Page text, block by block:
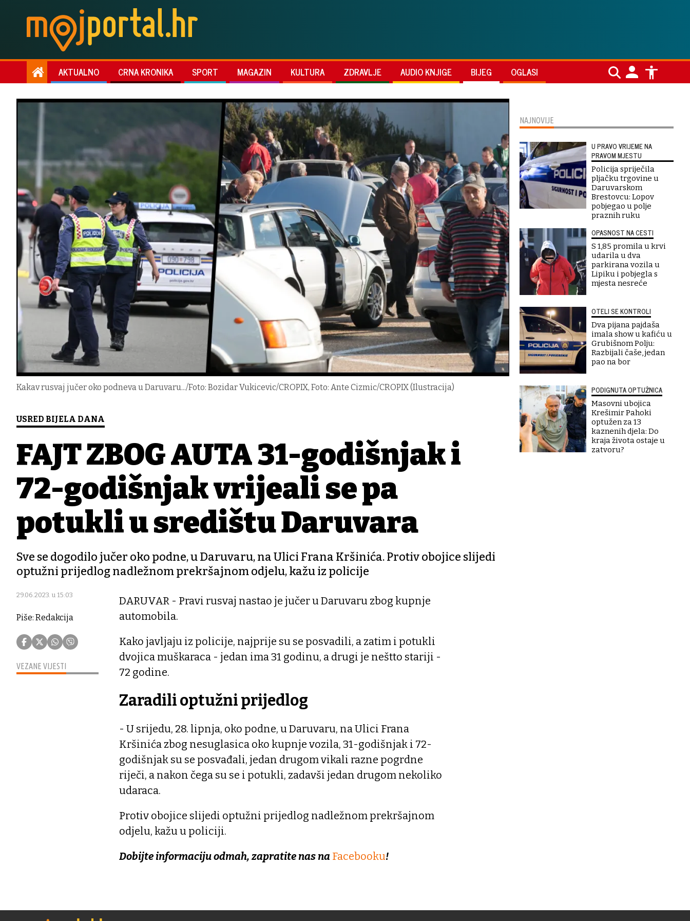
AKTUALNO CRNA KRONIKA SPORT MAGAZIN KULTURA ZDRAVLJE AUDIO KNJIGE BIJEG OGLASI
Kakav rusvaj jučer oko podneva u Daruvaru.../Foto: Bozidar Vukicevic/CROPIX, Foto: Ante Cizmic/CROPIX (Ilustracija)
USRED BIJELA DANA
FAJT ZBOG AUTA 31-godišnjak i
72-godišnjak vrijeđali se pa
potukli u središtu Daruvara
Sve se dogodilo jučer oko podne, u Daruvaru, na Ulici Frana Kršinića. Protiv obojice slijedi
optužni prijedlog nadležnom prekršajnom odjelu, kažu iz policije
29.06.2023. u 15:03
Piše: Redakcija
VEZANE VIJESTI
DARUVAR - Pravi rusvaj nastao je jučer u Daruvaru zbog kupnje
automobila.
Kako javljaju iz policije, najprije su se posvadili, a zatim i potukli
dvojica muškaraca - jedan ima 31 godinu, a drugi je neštto stariji -
72 godine.
Zaradili optužni prijedlog
- U srijedu, 28. lipnja, oko podne, u Daruvaru, na Ulici Frana
Kršinića zbog nesuglasica oko kupnje vozila, 31-godišnjak i 72-
godišnjak su se posvađali, jedan drugom vikali razne pogrdne
riječi, a nakon čega su se i potukli, zadavši jedan drugom nekoliko
udaraca.
Protiv obojice slijedi optužni prijedlog nadležnom prekršajnom
odjelu, kažu u policiji.
Dobijte informaciju odmah, zapratite nas na Facebooku!
NAJNOVIJE
U PRAVO VRIJEME NA
PRAVOM MJESTU
Policija spriječila
pljačku trgovine u
Daruvarskom
Brestovcu: Lopov
pobjegao u polje
praznih ruku
OPASNOST NA CESTI
S 1,85 promila u krvi
udarila u dva
parkirana vozila u
Lipiku i pobjegla s
mjesta nesreće
OTELI SE KONTROLI
Dva pijana pajdaša
imala show u kafiću u
Grubišnom Polju:
Razbijali čaše, jedan
pao na bor
PODIGNUTA OPTUŽNICA
Masovni ubojica
Krešimir Pahoki
optužen za 13
kaznenih djela: Do
kraja života ostaje u
zatvoru?